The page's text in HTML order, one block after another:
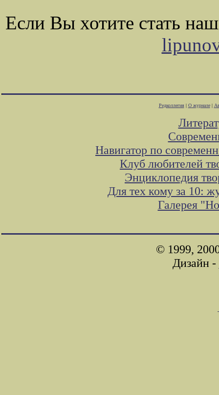
Если Вы хотите стать
Редколлегия| О журнале|
Навигатор по
Клуб любителей
Энциклопедия
Для тех кому за 10:
Галерея
© 1999,
Дизайн -